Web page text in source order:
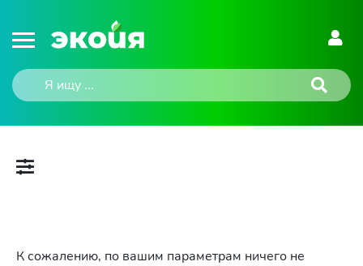
К сожалению, по вашим параметрам ничего не